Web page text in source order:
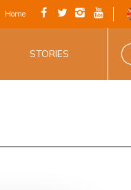
Home
STORIES